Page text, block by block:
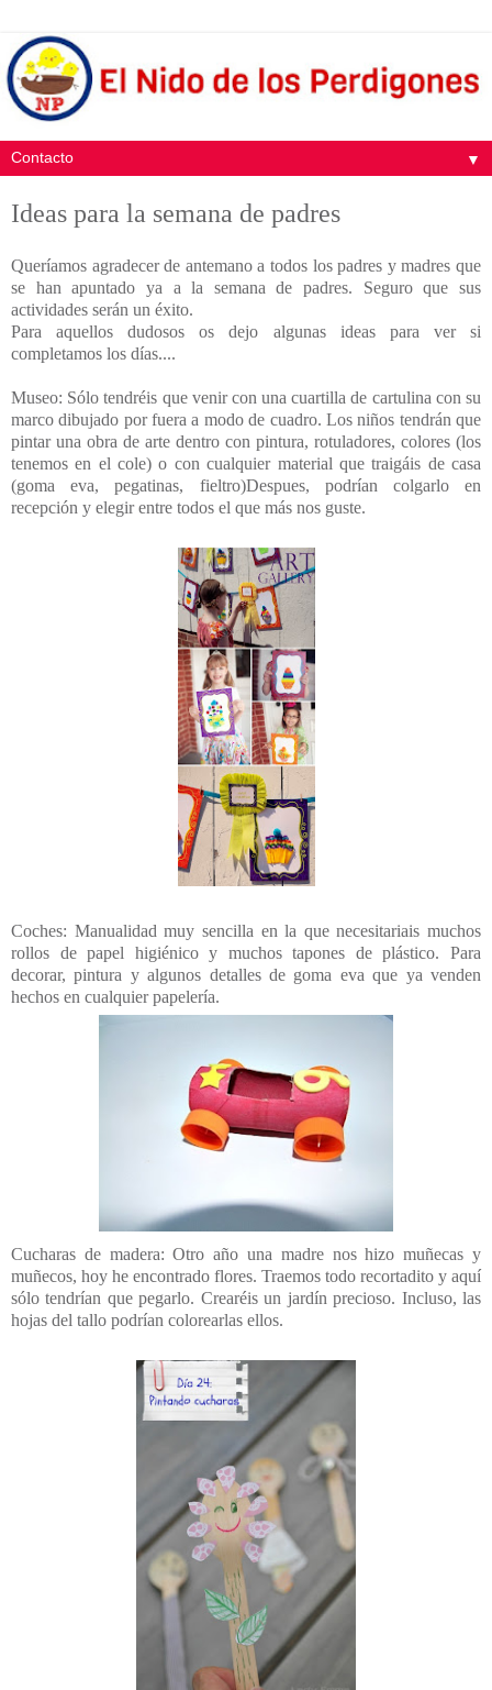
▼
Ideas para la semana de padres
Queríamos agradecer de antemano a todos los padres y madres que
se han apuntado ya a la semana de padres. Seguro que sus
actividades serán un éxito.
Para aquellos dudosos os dejo algunas ideas para ver si
completamos los días....
Museo: Sólo tendréis que venir con una cuartilla de cartulina con su
marco dibujado por fuera a modo de cuadro. Los niños tendrán que
pintar una obra de arte dentro con pintura, rotuladores, colores (los
tenemos en el cole) o con cualquier material que traigáis de casa
(goma eva, pegatinas, fieltro)Despues, podrían colgarlo en
recepción y elegir entre todos el que más nos guste.
Coches: Manualidad muy sencilla en la que necesitariais muchos
rollos de papel higiénico y muchos tapones de plástico. Para
decorar, pintura y algunos detalles de goma eva que ya venden
hechos en cualquier papelería.
Cucharas de madera: Otro año una madre nos hizo muñecas y
muñecos, hoy he encontrado flores. Traemos todo recortadito y aquí
sólo tendrían que pegarlo. Crearéis un jardín precioso. Incluso, las
hojas del tallo podrían colorearlas ellos.